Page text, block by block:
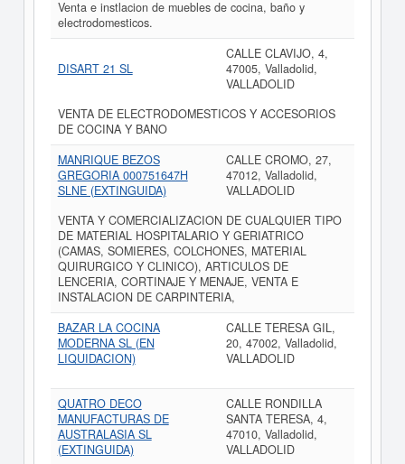
Venta e instlacion de muebles de cocina, baño y
electrodomesticos.
DISART 21 SL
CALLE CLAVIJO, 4,
47005, Valladolid,
VALLADOLID
VENTA DE ELECTRODOMESTICOS Y ACCESORIOS
DE COCINA Y BANO
MANRIQUE BEZOS
GREGORIA 000751647H
SLNE (EXTINGUIDA)
CALLE CROMO, 27,
47012, Valladolid,
VALLADOLID
VENTA Y COMERCIALIZACION DE CUALQUIER TIPO
DE MATERIAL HOSPITALARIO Y GERIATRICO
(CAMAS, SOMIERES, COLCHONES, MATERIAL
QUIRURGICO Y CLINICO), ARTICULOS DE
LENCERIA, CORTINAJE Y MENAJE, VENTA E
INSTALACION DE CARPINTERIA,
BAZAR LA COCINA
MODERNA SL (EN
LIQUIDACION)
CALLE TERESA GIL,
20, 47002, Valladolid,
VALLADOLID
QUATRO DECO
MANUFACTURAS DE
AUSTRALASIA SL
(EXTINGUIDA)
CALLE RONDILLA
SANTA TERESA, 4,
47010, Valladolid,
VALLADOLID